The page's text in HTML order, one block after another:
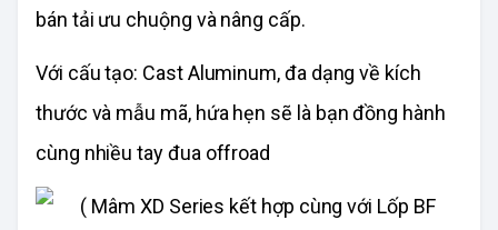
bán tải ưu chuộng và nâng cấp.
Với cấu tạo: Cast Aluminum, đa dạng về kích
thước và mẫu mã, hứa hẹn sẽ là bạn đồng hành
cùng nhiều tay đua offroad